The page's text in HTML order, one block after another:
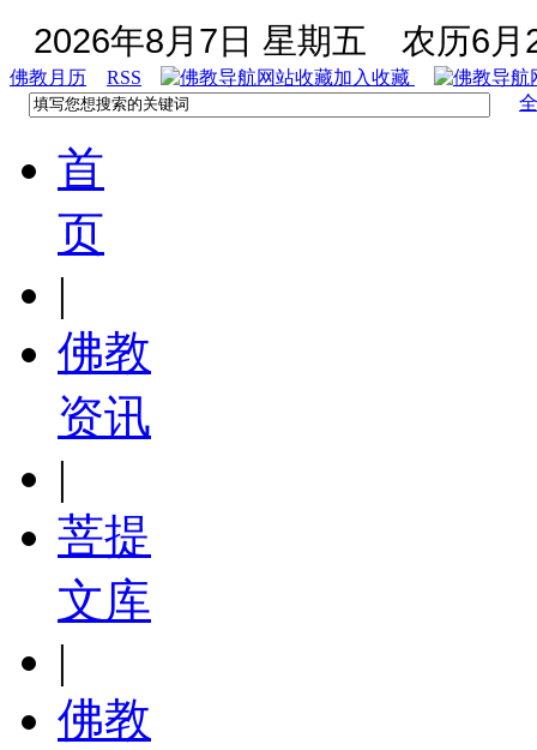
2026年8月7日 星期五 农历6月
佛教月历 RSS
加入收藏
首
页
|
佛教
资讯
|
菩提
文库
|
佛教